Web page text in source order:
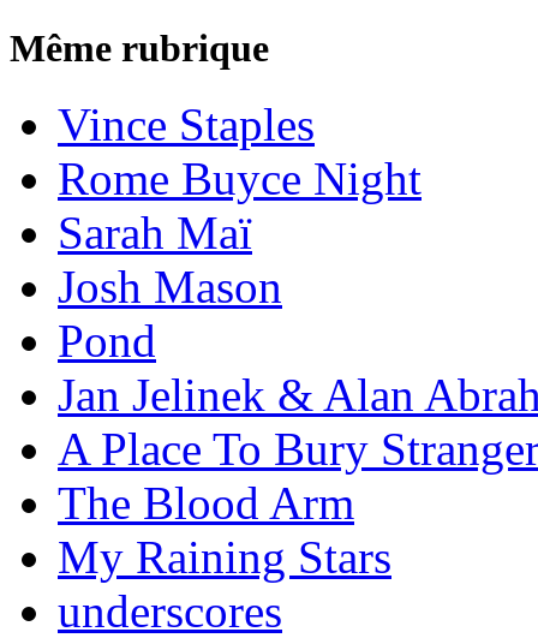
Même rubrique
Vince Staples
Rome Buyce Night
Sarah Maï
Josh Mason
Pond
Jan Jelinek & Alan
A Place To Bury
The Blood Arm
My Raining Stars
underscores